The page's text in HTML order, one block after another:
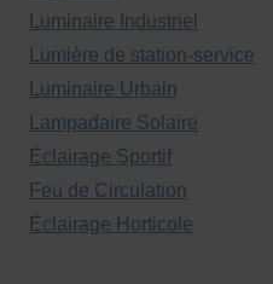
Luminaire Industriel
Lumière de station-service
Luminaire Urbain
Lampadaire Solaire
Éclairage Sportif
Feu de Circulation
Éclairage Horticole